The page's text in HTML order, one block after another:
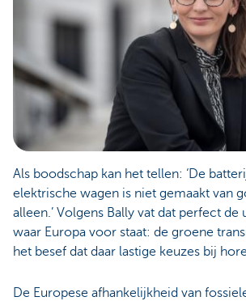
Als boodschap kan het tellen: ‘De
elektrische wagen is niet gemaakt van
alleen.’ Volgens Bally vat dat perfect de
waar Europa voor staat: de groene
het besef dat daar lastige keuzes bij
De Europese afhankelijkheid van